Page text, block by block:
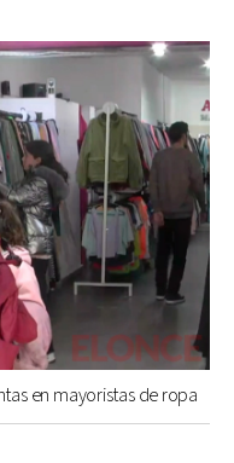
en mayoristas de ropa